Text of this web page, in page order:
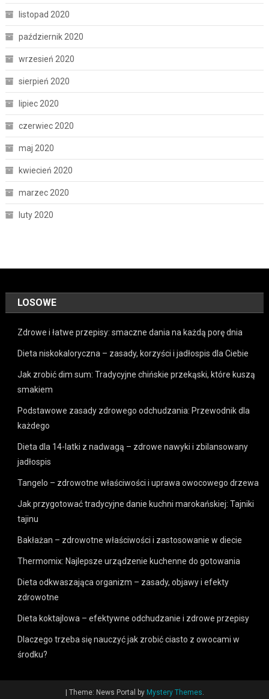
listopad 2020
październik 2020
wrzesień 2020
sierpień 2020
lipiec 2020
czerwiec 2020
maj 2020
kwiecień 2020
marzec 2020
luty 2020
LOSOWE
Zdrowe i łatwe przepisy: smaczne dania na każdą porę dnia
Dieta niskokaloryczna – zasady, korzyści i jadłospis dla Ciebie
Jak zrobić dim sum: Tradycyjne chińskie przekąski, które kuszą
smakiem
Podstawowe zasady zdrowego odchudzania: Przewodnik dla
każdego
Dieta dla 14-latki z nadwagą – zdrowe nawyki i zbilansowany
jadłospis
Tangelo – zdrowotne właściwości i uprawa owocowego drzewa
Jak przygotować tradycyjne danie kuchni marokańskiej: Tajniki
tajinu
Bakłażan – zdrowotne właściwości i zastosowanie w diecie
Thermomix: Najlepsze urządzenie kuchenne do gotowania
Dieta odkwaszająca organizm – zasady, objawy i efekty
zdrowotne
Dieta koktajlowa – efektywne odchudzanie i zdrowe przepisy
Dlaczego trzeba się nauczyć jak zrobić ciasto z owocami w
środku?
Theme: News Portal by Mystery Themes.